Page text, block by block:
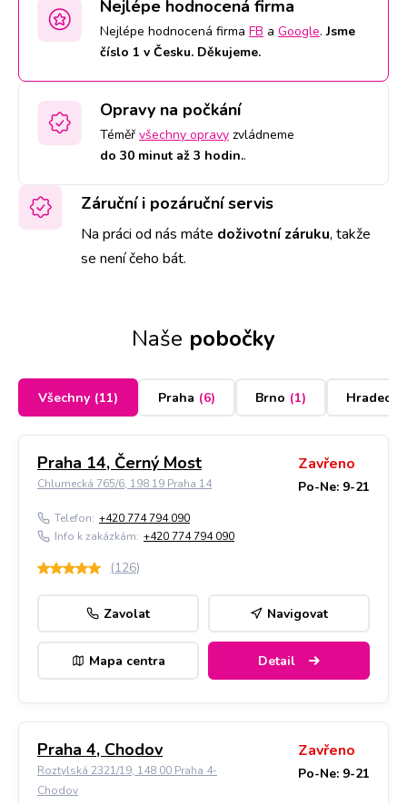
Nejlépe hodnocená firma
Nejlépe hodnocená firma FB a Google.Jsme
číslo 1 v Česku. Děkujeme.
Opravy na počkání
Téměř všechny opravy zvládneme
do 30 minut až 3 hodin..
Záruční i pozáruční servis
Na práci od nás máte doživotní záruku, takže
se není čeho bát.
Naše pobočky
Všechny (11) Praha (6) Brno (1) Hradec
Praha 14, Černý Most
Chlumecká 765/6, 198 19 Praha 14
Zavřeno
Po-Ne: 9-21
Telefon: +420 774 794 090
Info k zakázkám: +420 774 794 090
(126)
Zavolat Navigovat
Mapa centra Detail
Praha 4, Chodov
Roztylská 2321/19, 148 00 Praha 4-
Chodov
Zavřeno
Po-Ne: 9-21